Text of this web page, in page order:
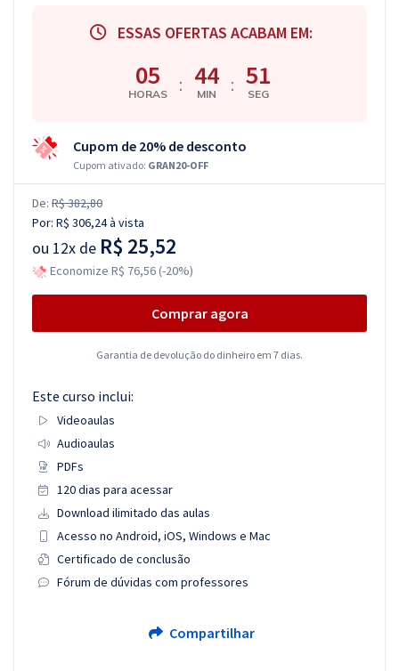
ESSAS OFERTAS ACABAM EM:
05
HORAS : 44
MIN : 50
SEG
Cupom de 20% de desconto
Cupom ativado: GRAN20-OFF
De: R$ 382,80
Por: R$ 306,24à vista
ou 12x de R$ 25,52
Economize R$ 76,56 (-20%)
Comprar agora
Garantia de devolução do dinheiro em 7 dias.
Este curso inclui:
Videoaulas
Audioaulas
PDFs
120 dias para acessar
Download ilimitado das aulas
Acesso no Android, iOS, Windows e Mac
Certificado de conclusão
Fórum de dúvidas com professores
Compartilhar